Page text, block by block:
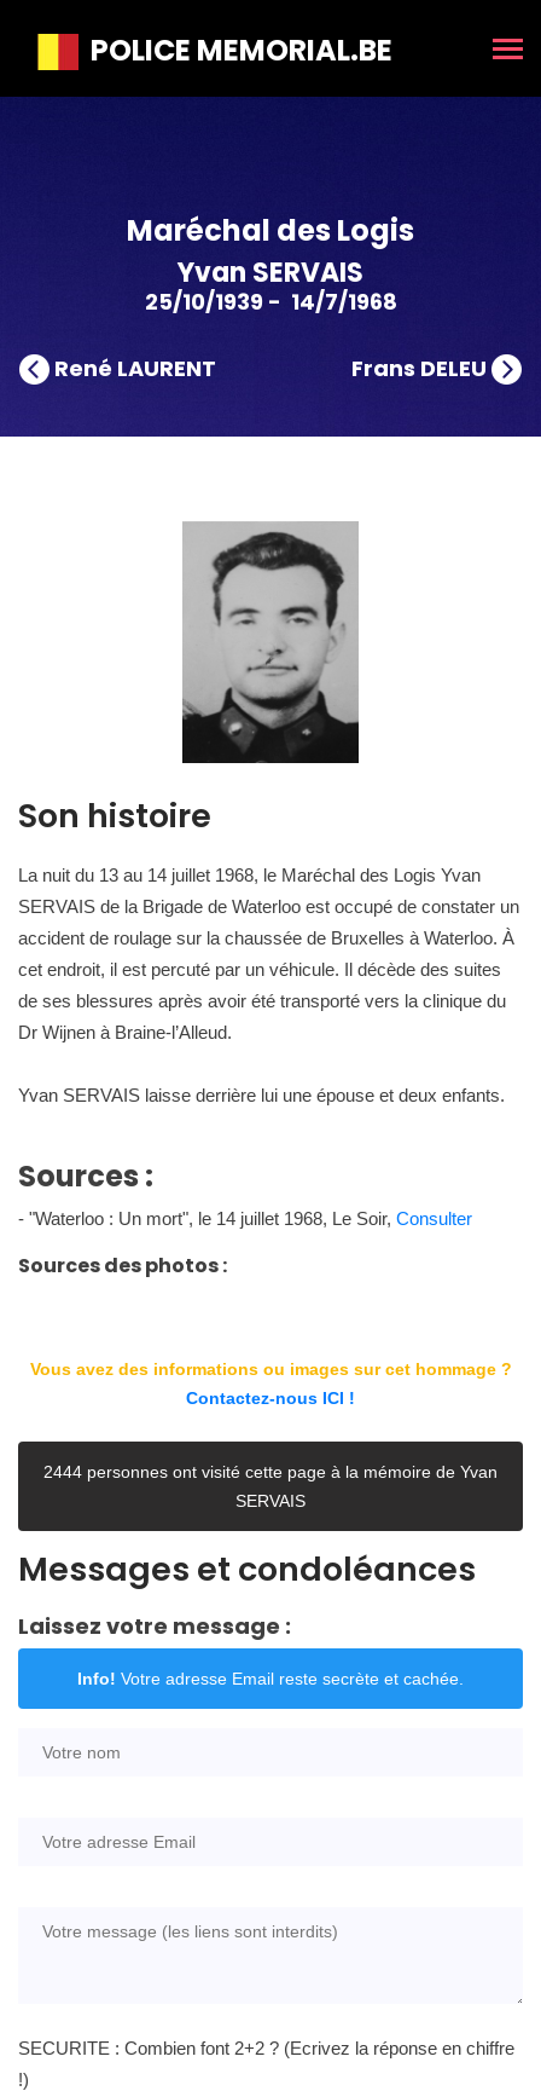
POLICE MEMORIAL.BE
Maréchal des Logis
Yvan SERVAIS
25/10/1939 - 14/7/1968
René LAURENT Frans DELEU
Son histoire
La nuit du 13 au 14 juillet 1968, le Maréchal des Logis Yvan
SERVAIS de la Brigade de Waterloo est occupé de constater un
accident de roulage sur la chaussée de Bruxelles à Waterloo. À
cet endroit, il est percuté par un véhicule. Il décède des suites
de ses blessures après avoir été transporté vers la clinique du
Dr Wijnen à Braine-l’Alleud.
Yvan SERVAIS laisse derrière lui une épouse et deux enfants.
Sources :
- "Waterloo : Un mort", le 14 juillet 1968, Le Soir, Consulter
Sources des photos :
Vous avez des informations ou images sur cet hommage ?
Contactez-nous ICI !
2444 personnes ont visité cette page à la mémoire de Yvan
SERVAIS
Messages et condoléances
Laissez votre message :
Info! Votre adresse Email reste secrète et cachée.
SECURITE : Combien font 2+2 ? (Ecrivez la réponse en chiffre
!)